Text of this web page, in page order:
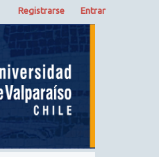
Registrarse Entrar